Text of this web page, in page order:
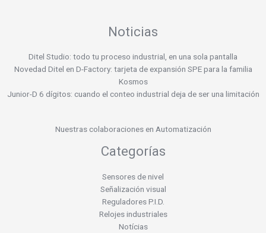
Noticias
Ditel Studio: todo tu proceso industrial, en una sola pantalla
Novedad Ditel en D-Factory: tarjeta de expansión SPE para la familia
Kosmos
Junior-D 6 dígitos: cuando el conteo industrial deja de ser una limitación
Nuestras colaboraciones en Automatización
Categorías
Sensores de nivel
Señalización visual
Reguladores P.I.D.
Relojes industriales
Notícias